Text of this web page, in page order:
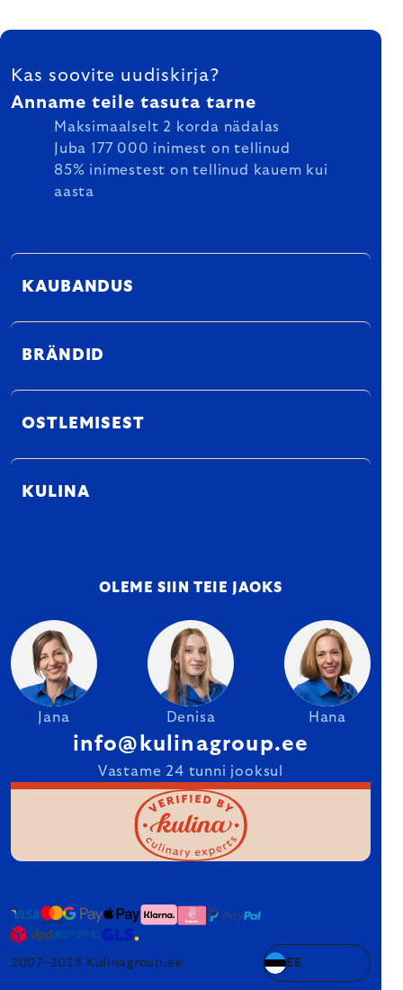
FOOTER
Kas soovite uudiskirja?
Anname teile tasuta tarne
Maksimaalselt 2 korda nädalas
Juba 177 000 inimest on tellinud
85% inimestest on tellinud kauem kui
aasta
KAUBANDUS
BRÄNDID
OSTLEMISEST
KULINA
OLEME SIIN TEIE JAOKS
Jana Denisa Hana
info@kulinagroup.ee
Vastame 24 tunni jooksul
2007–2025 Kulinagroup.ee EE